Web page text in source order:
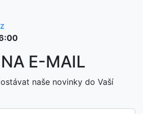
E-MAIL
naše novinky do Vaší